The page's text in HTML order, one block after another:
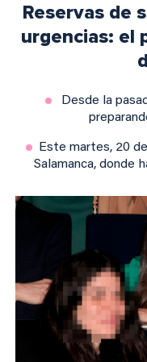
Reservas de
urgencias: el
Desde la
Este martes, 20
Salamanca, donde